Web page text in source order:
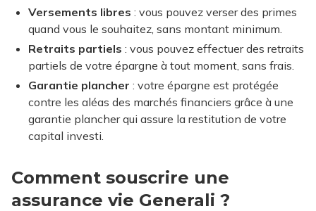
Versements libres : vous pouvez verser des primes
quand vous le souhaitez, sans montant minimum.
Retraits partiels : vous pouvez effectuer des retraits
partiels de votre épargne à tout moment, sans frais.
Garantie plancher : votre épargne est protégée
contre les aléas des marchés financiers grâce à une
garantie plancher qui assure la restitution de votre
capital investi.
Comment souscrire une
assurance vie Generali ?